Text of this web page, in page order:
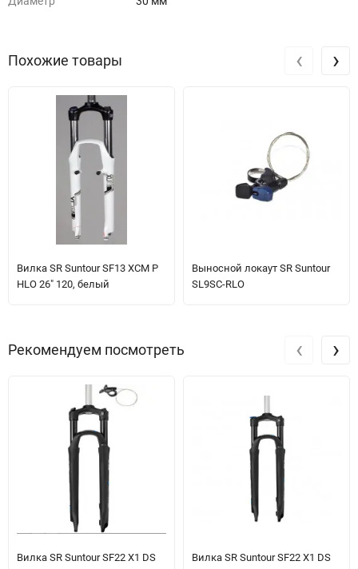
Похожие товары
Вилка SR Suntour SF13 XCM P
HLO 26" 120, белый
Выносной локаут SR Suntour
SL9SC-RLO
‹ ›
Рекомендуем посмотреть
Вилка SR Suntour SF22 X1 DS
Вилка SR Suntour SF22 X1 DS
‹ ›